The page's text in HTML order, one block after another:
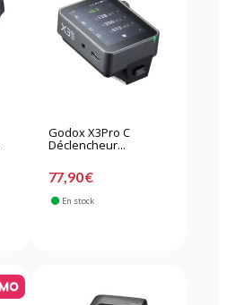
Godox X3Pro C
Déclencheur...
77,90 €
En stock